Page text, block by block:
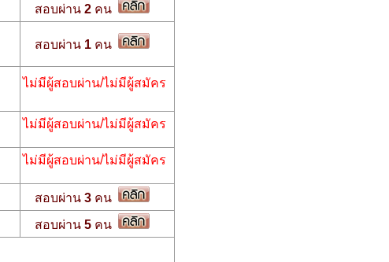
สอบผ่าน 2 คน
สอบผ่าน 1 คน
ไม่มีผู้สอบผ่าน/ไม่มีผู้สมัคร
ไม่มีผู้สอบผ่าน/ไม่มีผู้สมัคร
ไม่มีผู้สอบผ่าน/ไม่มีผู้สมัคร
สอบผ่าน 3 คน
สอบผ่าน 5 คน